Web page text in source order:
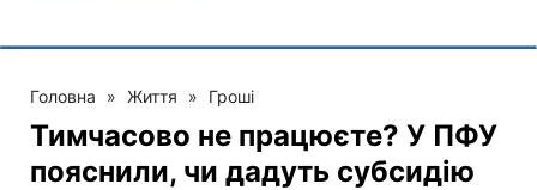
Головна » Життя » Гроші
Тимчасово не працюєте? У ПФУ
пояснили, чи дадуть субсидію